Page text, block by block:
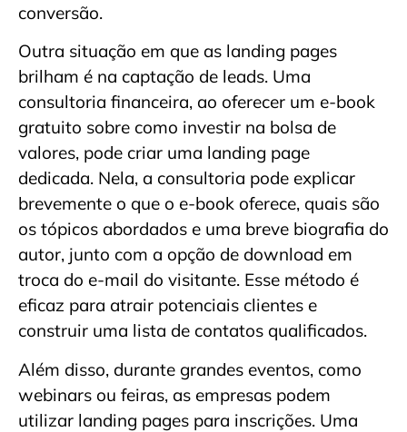
conversão.
Outra situação em que as landing pages
brilham é na captação de leads. Uma
consultoria financeira, ao oferecer um e-book
gratuito sobre como investir na bolsa de
valores, pode criar uma landing page
dedicada. Nela, a consultoria pode explicar
brevemente o que o e-book oferece, quais são
os tópicos abordados e uma breve biografia do
autor, junto com a opção de download em
troca do e-mail do visitante. Esse método é
eficaz para atrair potenciais clientes e
construir uma lista de contatos qualificados.
Além disso, durante grandes eventos, como
webinars ou feiras, as empresas podem
utilizar landing pages para inscrições. Uma